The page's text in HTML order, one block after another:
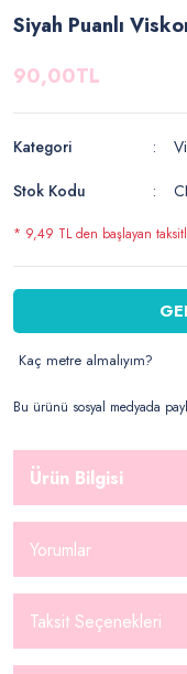
Siyah Puanlı
90,00TL
Kategori
Stok Kodu
* 9,49 TL den başlayan
Kaç metre almalıyım?
Bu ürünü sosyal medyada
Ürün Bilgisi
Yorumlar
Taksit Seçenekleri